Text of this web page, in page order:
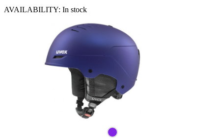
AVAILABILITY: In stock